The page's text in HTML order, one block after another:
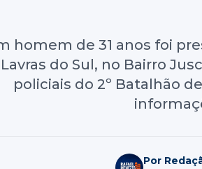
homem de 31 anos foi
Lavras do Sul, no Bairro
policiais do 2º Batalhão
Por